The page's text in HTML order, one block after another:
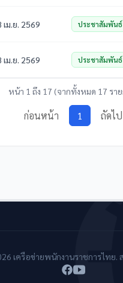
เม.ย. 2569 ประชาสัมพันธ์
เม.ย. 2569 ประชาสัมพันธ์
หน้า 1 ถึง 17 (จากทั้งหมด 17 รา
ก่อนหน้า 1 ถัดไป
เครือข่ายพนักงานราชการไทย.